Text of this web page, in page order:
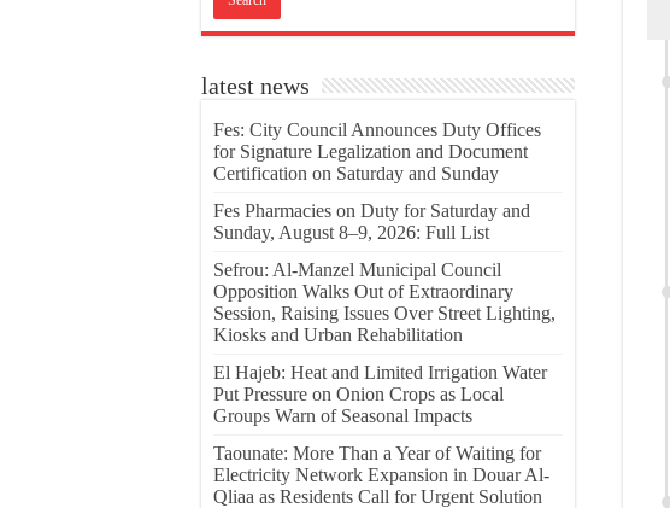
latest news
Fes: City Council Announces Duty Offices
for Signature Legalization and Document
Certification on Saturday and Sunday
Fes Pharmacies on Duty for Saturday and
Sunday, August 8–9, 2026: Full List
Sefrou: Al-Manzel Municipal Council
Opposition Walks Out of Extraordinary
Session, Raising Issues Over Street Lighting,
Kiosks and Urban Rehabilitation
El Hajeb: Heat and Limited Irrigation Water
Put Pressure on Onion Crops as Local
Groups Warn of Seasonal Impacts
Taounate: More Than a Year of Waiting for
Electricity Network Expansion in Douar Al-
Qliaa as Residents Call for Urgent Solution